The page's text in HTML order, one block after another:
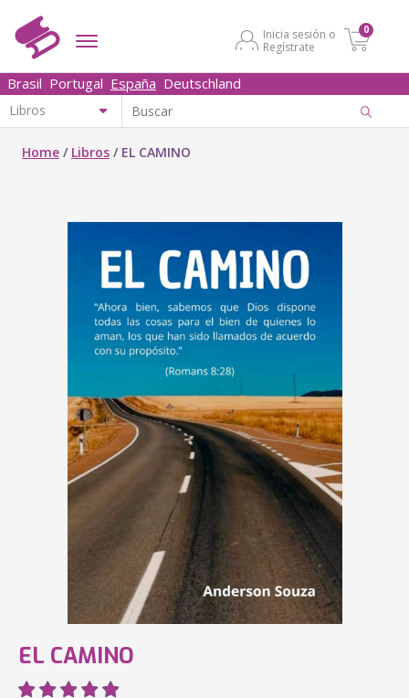
Inicia sesión o
Regístrate
0
Brasil Portugal España Deutschland
Home / Libros / EL CAMINO
EL CAMINO